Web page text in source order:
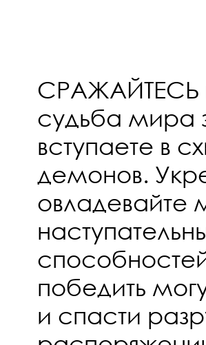
СРАЖАЙТЕСЬ
судьба мира
вступаете в
демонов.
овладевайте
победить
и спасти